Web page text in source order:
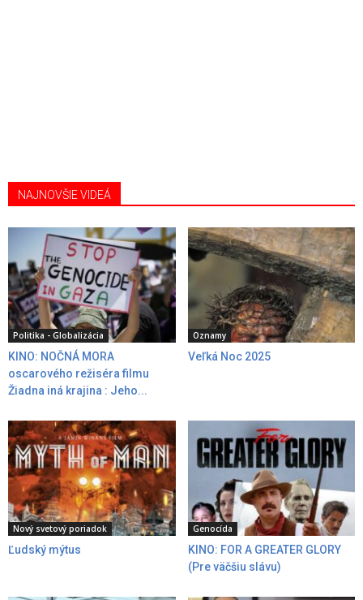
NAJNOVŠIE VIDEÁ
Politika - Globalizácia
KINO: NOČNÁ MORA
oscarového režiséra filmu
Žiadna iná krajina : Jeho...
Oznamy
Veľká Noc 2025
Nový svetový poriadok
Ľudský mýtus
Genocída
KINO: FOR A GREATER GLORY
(Pre väčšiu slávu)